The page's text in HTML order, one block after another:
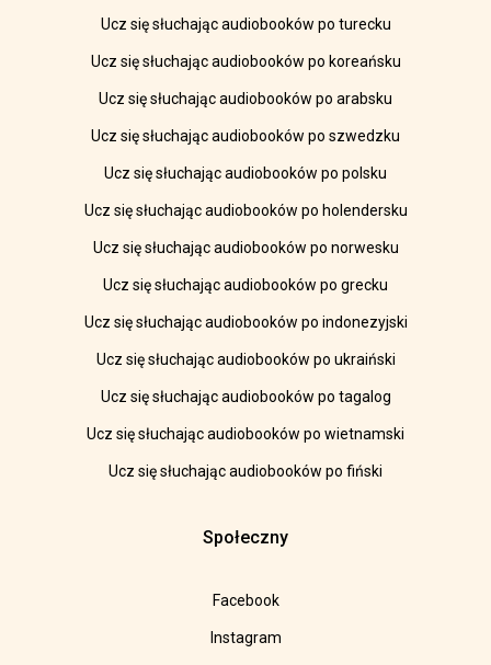
Ucz się słuchając audiobooków po turecku
Ucz się słuchając audiobooków po koreańsku
Ucz się słuchając audiobooków po arabsku
Ucz się słuchając audiobooków po szwedzku
Ucz się słuchając audiobooków po polsku
Ucz się słuchając audiobooków po holendersku
Ucz się słuchając audiobooków po norwesku
Ucz się słuchając audiobooków po grecku
Ucz się słuchając audiobooków po indonezyjski
Ucz się słuchając audiobooków po ukraiński
Ucz się słuchając audiobooków po tagalog
Ucz się słuchając audiobooków po wietnamski
Ucz się słuchając audiobooków po fiński
Społeczny
Facebook
Instagram